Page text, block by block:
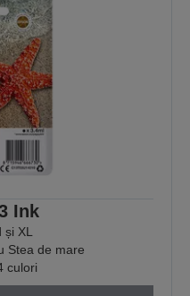
Ink
XL
Stea de mare
culori